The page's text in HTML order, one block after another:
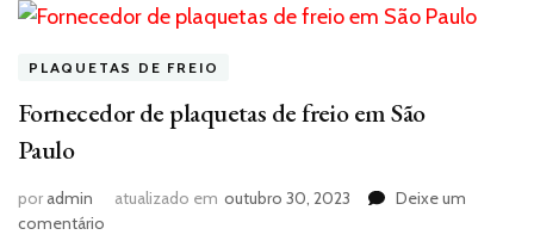
PLAQUETAS DE FREIO
Fornecedor de plaquetas de freio em São
Paulo
poradmin atualizado em outubro 30, 2023
Deixe um
comentário